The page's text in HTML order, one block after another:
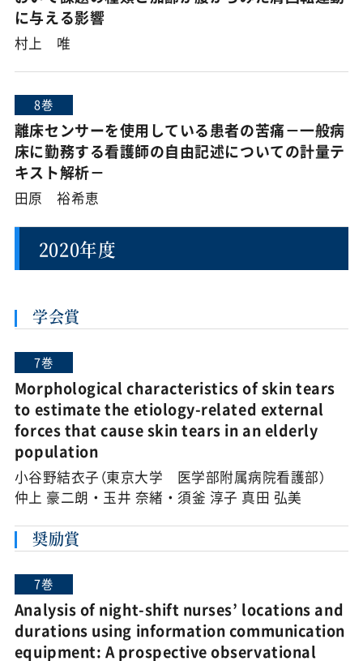
に与える影響
村上 唯
8巻
離床センサーを使用している患者の苦痛－一般病
床に勤務する看護師の自由記述についての計量テ
キスト解析－
田原 裕希恵
2020年度
学会賞
7巻
Morphological characteristics of skin tears
to estimate the etiology-related external
forces that cause skin tears in an elderly
population
小谷野結衣子（東京大学 医学部附属病院看護部）
仲上 豪二朗・玉井 奈緒・須釜 淳子 真田 弘美
奨励賞
7巻
Analysis of night-shift nurses’ locations and
durations using information communication
equipment: A prospective observational